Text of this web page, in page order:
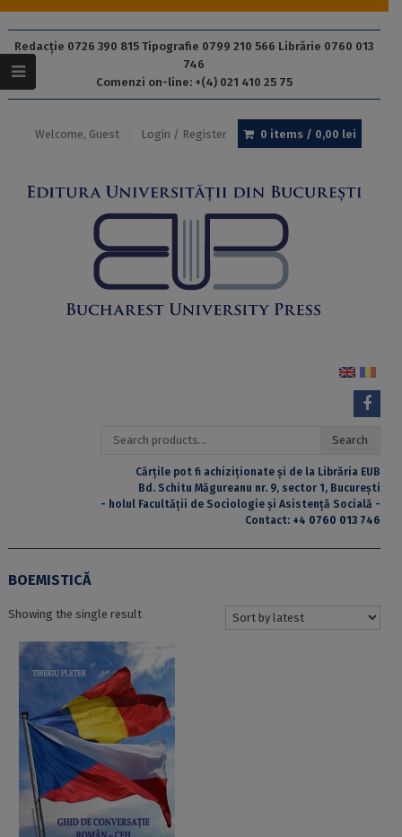
Redacție 0726 390 815 Tipografie 0799 210 566 Librărie 0760 013
746
Comenzi on-line: +(4) 021 410 25 75
Welcome, Guest Login / Register 0 items / 0,00 lei
Search
Search
Cărțile pot fi achiziționate și de la Librăria EUB
Bd. Schitu Măgureanu nr. 9, sector 1, București
- holul Facultății de Sociologie și Asistență Socială -
Contact: +4 0760 013 746
BOEMISTICĂ
Showing the single result